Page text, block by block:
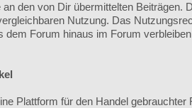
den von Dir übermittelten
Nutzung. Das
dem Forum hinaus im Forum
Plattform für den Handel